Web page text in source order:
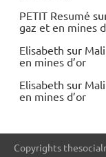
PETIT Resumé
gaz et en mines
Elisabeth sur
en mines d’or
Elisabeth sur
en mines d’or
Copyrights